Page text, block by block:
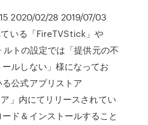
2020/02/28 2019/07/03
いる「FireTVStick」や
ルトの設定では「提供元の不
ルしない」様になってお
公式アプリストア
」内にてリリースされてい
ド＆インストールすること